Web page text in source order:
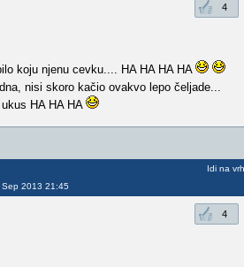
4
koju njenu cevku.... HA HA HA HA
nisi skoro kačio ovakvo lepo čeljade...
HA HA HA
2013 21:45
Idi na vrh
4